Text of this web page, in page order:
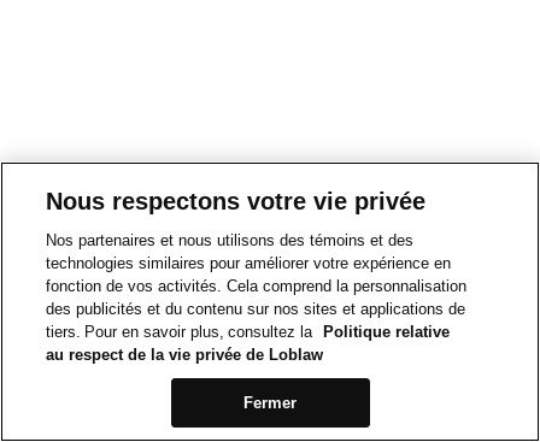
Nous respectons votre vie privée
Nos partenaires et nous utilisons des témoins et des
technologies similaires pour améliorer votre expérience en
fonction de vos activités. Cela comprend la personnalisation
des publicités et du contenu sur nos sites et applications de
tiers. Pour en savoir plus, consultez la
Politique relative
au respect de la vie privée de Loblaw
Fermer